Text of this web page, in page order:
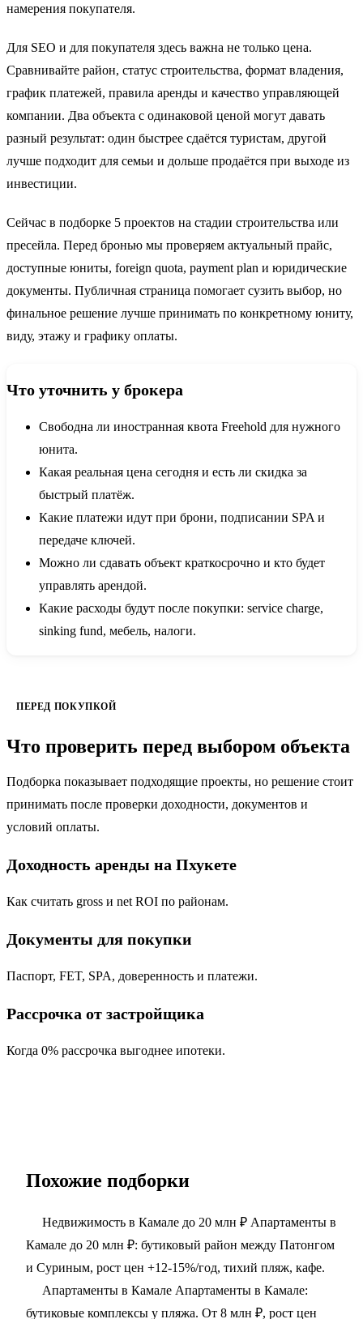
намерения покупателя.
Для SEO и для покупателя здесь важна не только цена.
Сравнивайте район, статус строительства, формат владения,
график платежей, правила аренды и качество управляющей
компании. Два объекта с одинаковой ценой могут давать
разный результат: один быстрее сдаётся туристам, другой
лучше подходит для семьи и дольше продаётся при выходе из
инвестиции.
Сейчас в подборке 5 проектов на стадии строительства или
пресейла. Перед бронью мы проверяем актуальный прайс,
доступные юниты, foreign quota, payment plan и юридические
документы. Публичная страница помогает сузить выбор, но
финальное решение лучше принимать по конкретному юниту,
виду, этажу и графику оплаты.
Что уточнить у брокера
Свободна ли иностранная квота Freehold для нужного
юнита.
Какая реальная цена сегодня и есть ли скидка за
быстрый платёж.
Какие платежи идут при брони, подписании SPA и
передаче ключей.
Можно ли сдавать объект краткосрочно и кто будет
управлять арендой.
Какие расходы будут после покупки: service charge,
sinking fund, мебель, налоги.
ПЕРЕД ПОКУПКОЙ
Что проверить перед выбором объекта
Подборка показывает подходящие проекты, но решение стоит
принимать после проверки доходности, документов и
условий оплаты.
Доходность аренды на Пхукете
Как считать gross и net ROI по районам.
Документы для покупки
Паспорт, FET, SPA, доверенность и платежи.
Рассрочка от застройщика
Когда 0% рассрочка выгоднее ипотеки.
Похожие подборки
Недвижимость в Камале до 20 млн ₽ Апартаменты в
Камале до 20 млн ₽: бутиковый район между Патонгом
и Суриным, рост цен +12-15%/год, тихий пляж, кафе.
Апартаменты в Камале Апартаменты в Камале:
бутиковые комплексы у пляжа. От 8 млн ₽, рост цен